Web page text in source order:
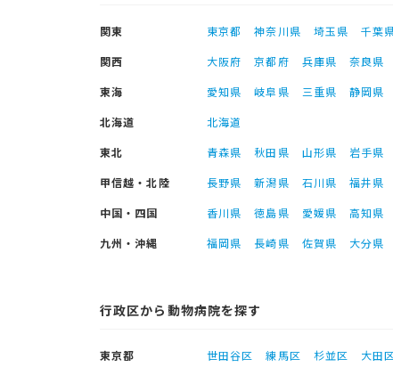
関東 東京都 神奈川県 埼玉県 千葉
関西
大阪府 京都府 兵庫県 奈良県
東海
愛知県 岐阜県 三重県
静岡県
北海道
北海道
東北
青森県 秋田県 山形県 岩手県
甲信越・北陸
長野県 新潟県 石川県 福井県
中国・四国
香川県 徳島県 愛媛県 高知県
九州・沖縄
福岡県 長崎県 佐賀県 大分県
行政区から動物病院を探す
東京都 世田谷区 練馬区 杉並区 大田